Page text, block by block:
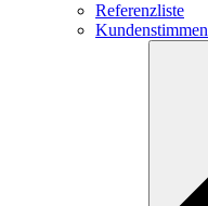
Referenzliste
Kundenstimmen